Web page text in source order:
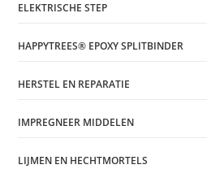
ELEKTRISCHE STEP
HAPPYTREES® EPOXY SPLITBINDER
HERSTEL EN REPARATIE
IMPREGNEER MIDDELEN
LIJMEN EN HECHTMORTELS